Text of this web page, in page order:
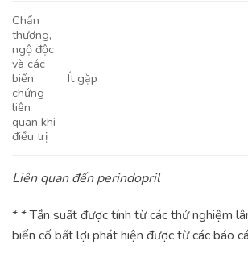
Chấn
thương,
ngộ độc
và các
biến
chứng
liên
quan khi
điều trị
Ít gặp
Liên quan đến perindopril
* * Tần suất được tính từ các thử nghiệm
biến cố bất lợi phát hiện được từ các báo